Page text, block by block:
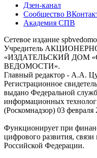
Дзен-канал
Сообщество
Академия СПВ
Сетевое издание
Учредитель
«ИЗДАТЕЛЬСКИЙ ДОМ
ВЕДОМОСТИ».
Главный редактор - А.А.
Регистрационное
выдано Федеральной
информационных
(Роскомнадзор) 03 февраля
Функционирует при
цифрового развития,
Российской Федерации.